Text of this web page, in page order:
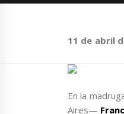
11 de abril
En la
Aires—